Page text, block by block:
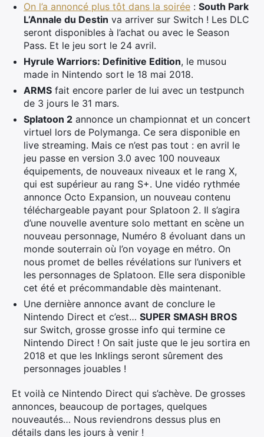
On l’a annoncé plus tôt dans la soirée : South Park
L’Annale du Destin va arriver sur Switch ! Les DLC
seront disponibles à l’achat ou avec le Season
Pass. Et le jeu sort le 24 avril.
Hyrule Warriors: Definitive Edition, le musou
made in Nintendo sort le 18 mai 2018.
ARMS fait encore parler de lui avec un testpunch
de 3 jours le 31 mars.
Splatoon 2 annonce un championnat et un concert
virtuel lors de Polymanga. Ce sera disponible en
live streaming. Mais ce n’est pas tout : en avril le
jeu passe en version 3.0 avec 100 nouveaux
équipements, de nouveaux niveaux et le rang X,
qui est supérieur au rang S+. Une vidéo rythmée
annonce Octo Expansion, un nouveau contenu
téléchargeable payant pour Splatoon 2. Il s’agira
d’une nouvelle aventure solo mettant en scène un
nouveau personnage, Numéro 8 évoluant dans un
monde souterrain où l’on voyage en métro. On
nous promet de belles révélations sur l’univers et
les personnages de Splatoon. Elle sera disponible
cet été et précommandable dès maintenant.
Une dernière annonce avant de conclure le
Nintendo Direct et c’est… SUPER SMASH BROS
sur Switch, grosse grosse info qui termine ce
Nintendo Direct ! On sait juste que le jeu sortira en
2018 et que les Inklings seront sûrement des
personnages jouables !
Et voilà ce Nintendo Direct qui s’achève. De grosses
annonces, beaucoup de portages, quelques
nouveautés… Nous reviendrons dessus plus en
détails dans les jours à venir !